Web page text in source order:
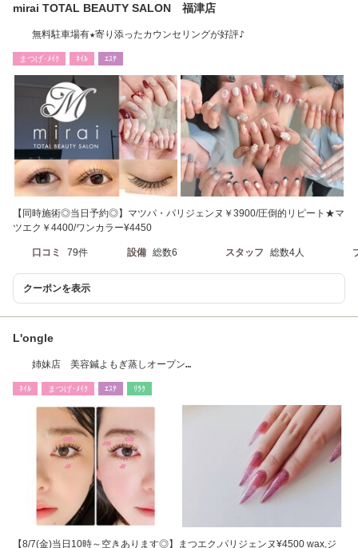
mirai TOTAL BEAUTY SALON 福津店
無料駐車場有★寄り添ったカウンセリングが好評♪
まつげ･ﾒｲｸ ﾈｲﾙ ｴｽﾃ
【同時施術◎当日予約◎】マツパ・パリジェンヌ￥3900/圧倒的リピート★マ
ツエク￥4400/ワンカラー¥4450
口コミ 79件 設備 総数6 スタッフ 総数4人
クーポンを表示
L'ongle
姉妹店 美容鍼よもぎ蒸しオープン
ﾈｲﾙ まつげ･ﾒｲｸ ｴｽﾃ ﾘﾗｸ
【8/7(金)当日10時～空きあります◎】まつエク,パリジェンヌ¥4500 wax,ジ